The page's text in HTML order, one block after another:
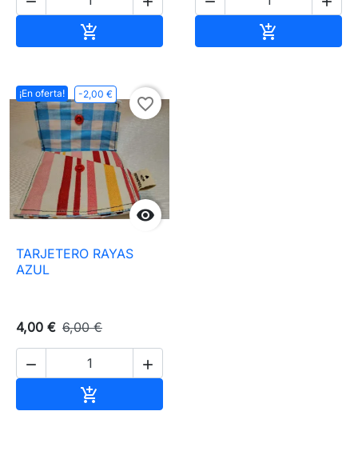
 
¡En oferta! -2,00 €

favorite_border
TARJETERO RAYAS
AZUL
4,00 € 6,00 €
 
